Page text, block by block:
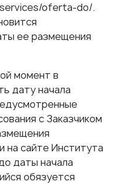
oferta-do/.
ее размещения
момент в
дату начала
с Заказчиком
сайте Института
даты начала
обязуется